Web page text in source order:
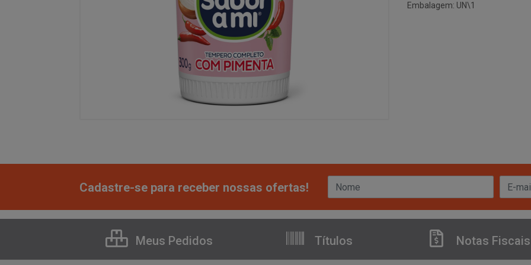
Embalagem: UN\1
Cadastre-se para receber nossas ofertas!
Meus Pedidos Títulos Notas Fiscais